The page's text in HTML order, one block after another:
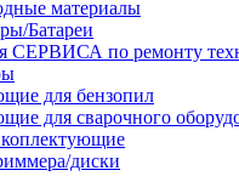
материалы
Батареи
СЕРВИСА по ремонту
для бензопил
для сварочного
диски